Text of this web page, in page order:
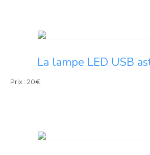
La lampe LED USB
Prix : 20€